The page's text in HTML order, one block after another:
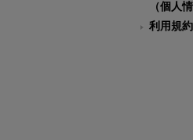
（個人
利用規約